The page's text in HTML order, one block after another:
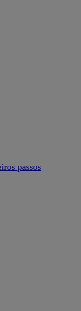
passos